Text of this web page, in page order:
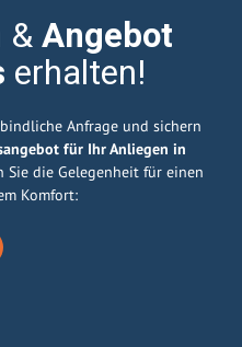
&Angebot
erhalten!
Anfrage und sichern
für Ihr Anliegen in
Sie die Gelegenheit für einen
Komfort: